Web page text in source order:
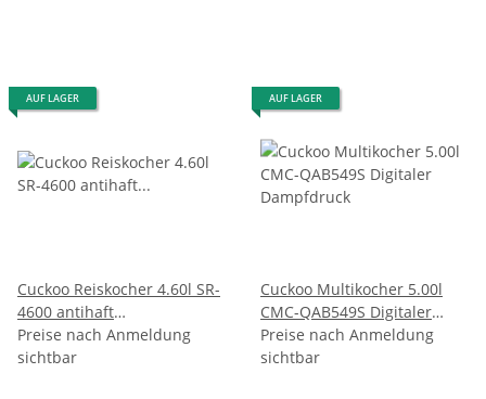
AUF LAGER
Cuckoo Reiskocher 4.60l SR-
4600 antihaft
Edelstahlgehäuse
Preise nach Anmeldung
sichtbar
AUF LAGER
Cuckoo Multikocher 5.00l
CMC-QAB549S Digitaler
Dampfdruck
Preise nach Anmeldung
sichtbar